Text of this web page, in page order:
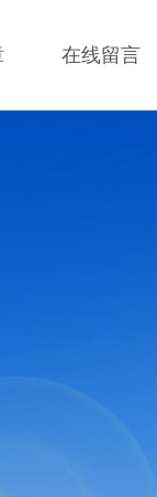
在线留言